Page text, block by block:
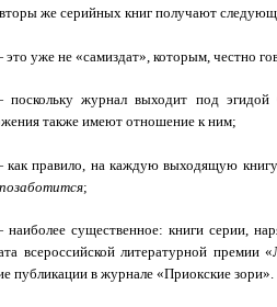
же серийных книг получают
уже не «самиздат», которым, честно
журнал выходит под эгидой
также имеют отношение к ним;
правило, на каждую выходящую
;
существенное: книги серии,
всероссийской литературной
публикации в журнале «Приокские зори».